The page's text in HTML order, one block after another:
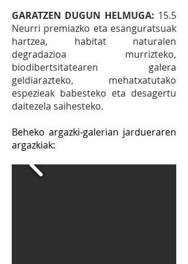
GARATZEN DUGUN HELMUGA: 15.5
Neurri premiazko eta esanguratsuak
hartzea, habitat naturalen
degradazioa murrizteko,
biodibertsitatearen galera
geldiarazteko, mehatxatutako
espezieak babesteko eta desagertu
daitezela saihesteko.
Beheko argazki-galerian jardueraren
argazkiak: